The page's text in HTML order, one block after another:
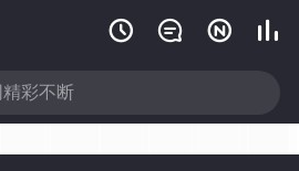
   